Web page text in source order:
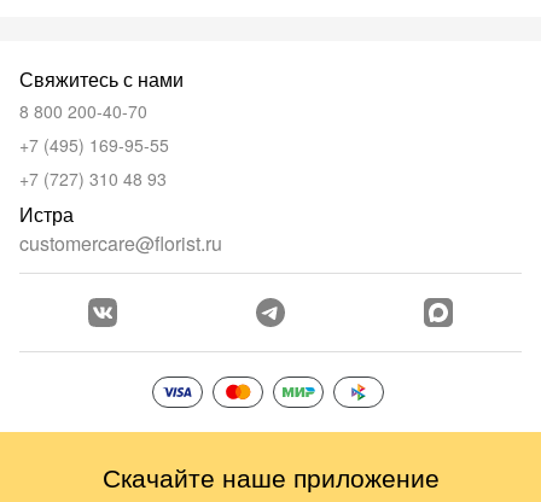
Свяжитесь с нами
8 800 200-40-70
+7 (495) 169-95-55
+7 (727) 310 48 93
Истра
customercare@florist.ru
Скачайте наше приложение